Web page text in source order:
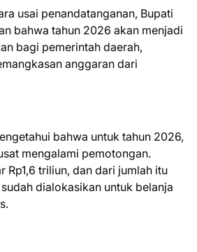
usai penandatanganan, Bupati
bahwa tahun 2026 akan menjadi
bagi pemerintah daerah,
anggaran dari
bahwa untuk tahun 2026,
mengalami pemotongan.
Rp1,6 triliun, dan dari jumlah itu
dialokasikan untuk belanja